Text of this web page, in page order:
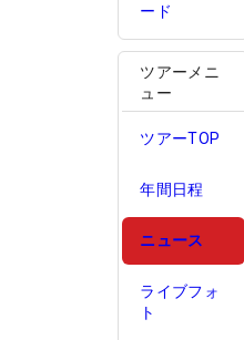
ード
ツアーメニ
ュー
ツアーTOP
年間日程
ニュース
ライブフォ
ト